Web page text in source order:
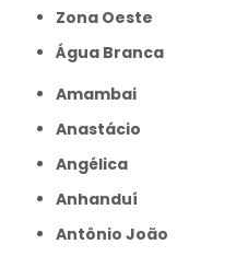
Zona Oeste
Água Branca
Amambai
Anastácio
Angélica
Anhanduí
Antônio João